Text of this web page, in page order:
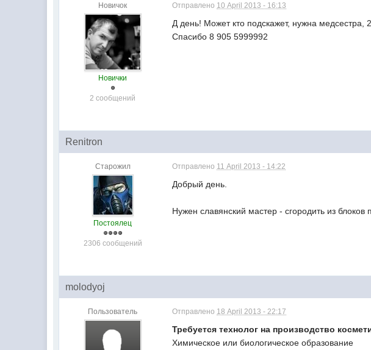
Новичок
Новички
2 сообщений
Отправлено 10 April 2013 - 16:13
Д день! Может кто подскажет, нужна медсестра,
Спасибо 8 905 5999992
Renitron
Старожил
Постоялец
2306 сообщений
Отправлено 11 April 2013 - 14:22
Добрый день.
Нужен славянский мастер - сгородить из
molodyoj
Пользователь Отправлено 18 April 2013 - 22:17
Требуется технолог на производство
Химическое или биологическое образование